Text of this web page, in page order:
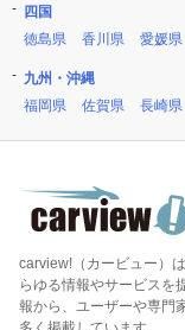
四国
徳島県
香川県 愛媛県
九州・沖縄
福岡県
佐賀県 長崎県
carview!（カービュー）
らゆる情報やサービスを
報から、ユーザーや専門